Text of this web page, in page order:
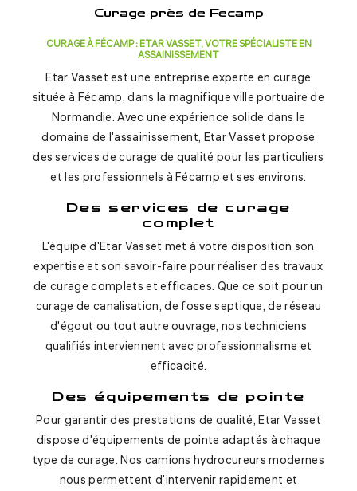
Curage près de Fecamp
CURAGE À FÉCAMP : ETAR VASSET, VOTRE SPÉCIALISTE EN
ASSAINISSEMENT
Etar Vasset est une entreprise experte en curage
située à Fécamp, dans la magnifique ville portuaire de
Normandie. Avec une expérience solide dans le
domaine de l'assainissement, Etar Vasset propose
des services de curage de qualité pour les particuliers
et les professionnels à Fécamp et ses environs.
Des services de curage
complet
L'équipe d'Etar Vasset met à votre disposition son
expertise et son savoir-faire pour réaliser des travaux
de curage complets et efficaces. Que ce soit pour un
curage de canalisation, de fosse septique, de réseau
d'égout ou tout autre ouvrage, nos techniciens
qualifiés interviennent avec professionnalisme et
efficacité.
Des équipements de pointe
Pour garantir des prestations de qualité, Etar Vasset
dispose d'équipements de pointe adaptés à chaque
type de curage. Nos camions hydrocureurs modernes
nous permettent d'intervenir rapidement et